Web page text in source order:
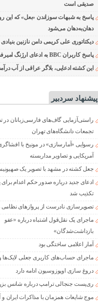
صدیقی است
پاسخ به شبهات سوزاندن «بعل» که این
دهان‌به‌دهان می‌شود
دیکتاتوری علی کریمی دامن نازنین
پاسخ کاربران BBC به ادعای ارژنگ امیرفضلی
این کشته ادعایی، بلاگر عراقی از آب
پیشنهاد سردبیر
راستی‌آزمایی گاف‌های فارسی‌زبانان در
تجمعات دانشگاه‌های تهران
رسوایی «آمارسازی» در مونیخ با
آمریکایی و تصاویر مداربسته
جعل کشته در مشهد با تصویر یک
ادعای جدید درباره صدور حکم اعدام
تکذیب شد
تصویرسازی نادرست از پروازهای نظامی
ماجرای یک نقل‌قول اشتباه درباره «عفو
بازداشت‌شدگان»
آمار اعلامی ساختگی بود
ماجرای حساب‌های کاربری جعلی لایک‌ها
دروغ سازی اوپوزوسیون ادامه دارد
ری‌پست جنجالی ترامپ درباره شانس
موج شایعات همزمان با مذاکرات ایران و